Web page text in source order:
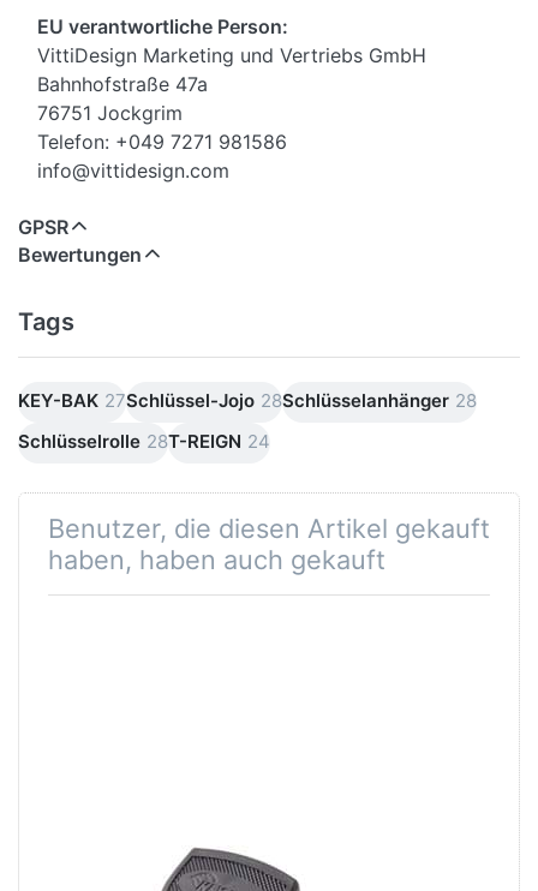
EU verantwortliche Person:
VittiDesign Marketing und Vertriebs GmbH
Bahnhofstraße 47a
76751 Jockgrim
Telefon: +049 7271 981586
info@vittidesign.com
GPSR
Bewertungen
Tags
KEY-BAK 27Schlüssel-Jojo 28Schlüsselanhänger 28
Schlüsselrolle 28T-REIGN 24
Benutzer, die diesen Artikel gekauft
haben, haben auch gekauft
KEY-BAK KB